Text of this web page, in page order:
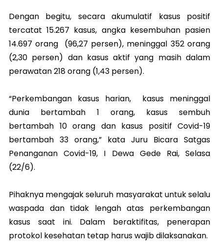
Dengan begitu, secara akumulatif kasus positif
tercatat 15.267 kasus, angka kesembuhan pasien
14.697 orang (96,27 persen), meninggal 352 orang
(2,30 persen) dan kasus aktif yang masih dalam
perawatan 218 orang (1,43 persen).
“Perkembangan kasus harian, kasus meninggal
dunia bertambah 1 orang, kasus sembuh
bertambah 10 orang dan kasus positif Covid-19
bertambah 33 orang,” kata Juru Bicara Satgas
Penanganan Covid-19, I Dewa Gede Rai, Selasa
(22/6).
Pihaknya mengajak seluruh masyarakat untuk selalu
waspada dan tidak lengah atas perkembangan
kasus saat ini. Dalam beraktifitas, penerapan
protokol kesehatan tetap harus wajib dilaksanakan.